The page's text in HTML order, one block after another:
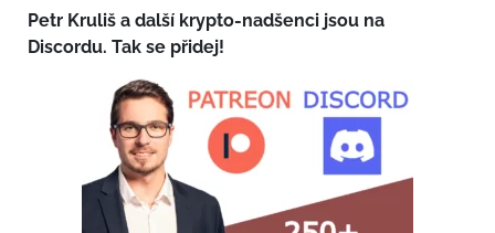
Petr Kruliš a další krypto-nadšenci jsou na
Discordu. Tak se přidej!